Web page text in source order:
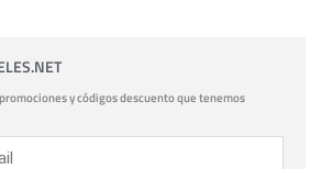
y códigos descuento que tenemos